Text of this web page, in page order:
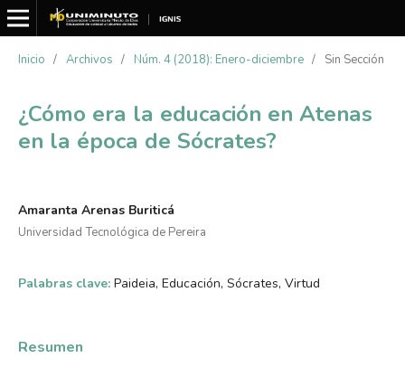
Inicio / Archivos / Núm. 4 (2018): Enero-diciembre / Sin Sección
¿Cómo era la educación en Atenas
en la época de Sócrates?
Amaranta Arenas Buriticá
Universidad Tecnológica de Pereira
Palabras clave: Paideia, Educación, Sócrates, Virtud
Resumen